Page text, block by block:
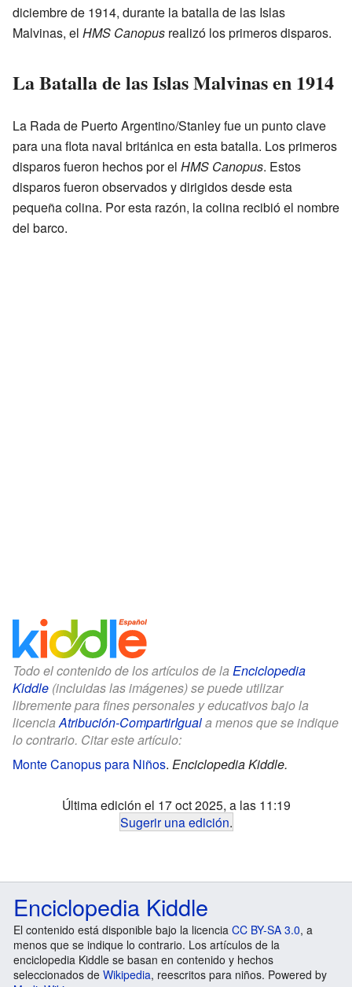
diciembre de 1914, durante la batalla de las Islas
Malvinas, el HMS Canopus realizó los primeros disparos.
La Batalla de las Islas Malvinas en 1914
La Rada de Puerto Argentino/Stanley fue un punto clave
para una flota naval británica en esta batalla. Los primeros
disparos fueron hechos por el HMS Canopus. Estos
disparos fueron observados y dirigidos desde esta
pequeña colina. Por esta razón, la colina recibió el nombre
del barco.
Todo el contenido de los artículos de la Enciclopedia
Kiddle (incluidas las imágenes) se puede utilizar
libremente para fines personales y educativos bajo la
licenciaAtribución-CompartirIguala menos que se indique
lo contrario. Citar este artículo:
Monte Canopus para Niños. Enciclopedia Kiddle.
Última edición el 17 oct 2025, a las 11:19
Sugerir una edición.
Enciclopedia Kiddle
El contenido está disponible bajo la licencia CC BY-SA 3.0, a
menos que se indique lo contrario. Los artículos de la
enciclopedia Kiddle se basan en contenido y hechos
seleccionados de Wikipedia, reescritos para niños. Powered by